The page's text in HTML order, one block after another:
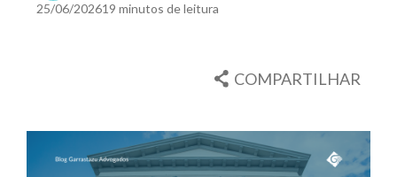
25/06/202619 minutos de leitura
COMPARTILHAR